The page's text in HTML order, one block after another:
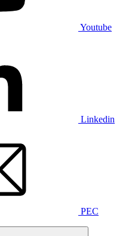
Youtube
Linkedin
PEC